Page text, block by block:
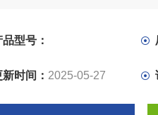
扫描仪的空间分辨率可达1700
品型号：
新时间： 2025-05-27